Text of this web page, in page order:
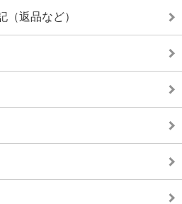
（返品など）